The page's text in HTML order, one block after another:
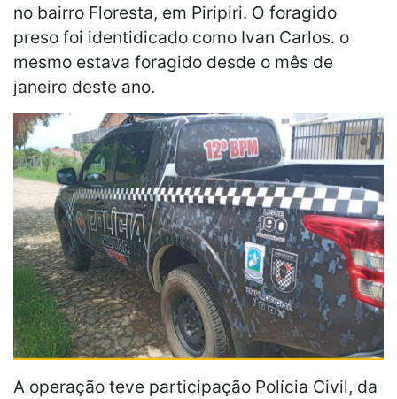
no bairro Floresta, em Piripiri. O foragido
preso foi identidicado como Ivan Carlos. o
mesmo estava foragido desde o mês de
janeiro deste ano.
A operação teve participação Polícia Civil, da